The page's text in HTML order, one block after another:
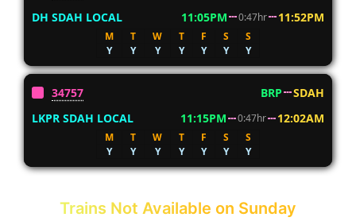
DH SDAH LOCAL
11:05PM 0:47hr 11:52PM
M T W T F S
S
Y
Y Y Y Y Y Y
34757 BRP
SDAH
LKPR SDAH LOCAL
11:15PM 0:47hr 12:02AM
M T W T F S
S
Y
Y Y Y Y Y Y
Trains Not Available on Sunday